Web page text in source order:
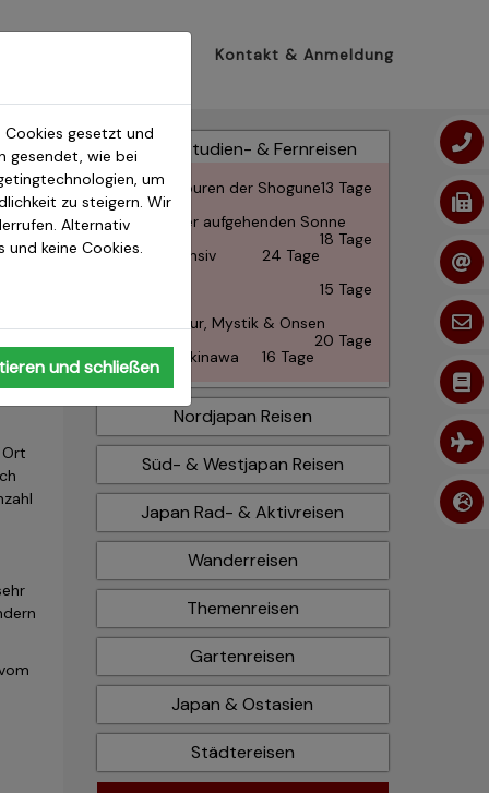
Kontakt & Anmeldung
die
Japan Studien- & Fernreisen
Auf den Spuren der Shogune13 Tage
Im Land der aufgehenden Sonne
18 Tage
Japan Intensiv
24 Tage
15 Tage
Japan: Natur, Mystik & Onsen
20 Tage
Japan & Okinawa
16 Tage
Nordjapan Reisen
Süd- & Westjapan Reisen
Japan Rad- & Aktivreisen
Wanderreisen
Themenreisen
Gartenreisen
Japan & Ostasien
Städtereisen
Cookies gesetzt und
gesendet, wie bei
um
zu steigern. Wir
Alternativ
und keine Cookies.
und schließen